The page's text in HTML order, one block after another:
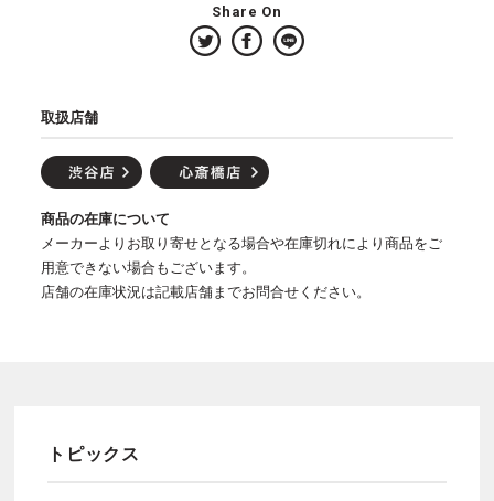
Share On
取扱店舗
商品の在庫について
メーカーよりお取り寄せとなる場合や在庫切れにより商品をご
用意できない場合もございます。
店舗の在庫状況は記載店舗までお問合せください。
トピックス